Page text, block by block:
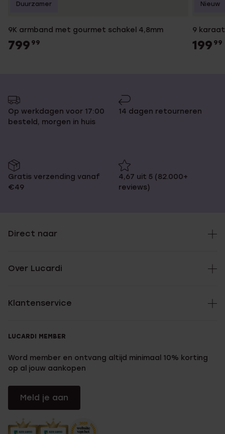
9K armband met gourmet schakel 4,8mm
799 99
Duurzamer
9
199 99
Nieuw
Op werkdagen voor 17:00
besteld, morgen in huis
14 dagen retourneren
Gratis verzending vanaf
€49
4,67 uit 5 (82.000+
reviews)
Direct naar
Over Lucardi
Klantenservice
LUCARDI MEMBER
Word member en ontvang altijd minimaal 10% korting
op al jouw aankopen
Meld je aan